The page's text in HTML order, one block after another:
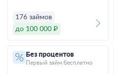
176 займов
до 100 000 ₽
Без процентов
Первый займ бесплатно